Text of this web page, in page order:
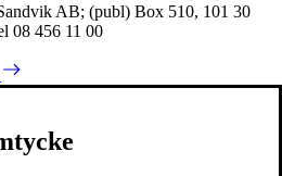
AB; (publ) Box 510, 101 30
08 456 11 00